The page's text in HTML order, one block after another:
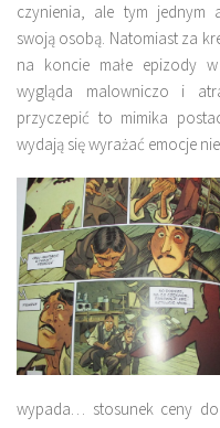
czynienia, ale tym jednym
swoją osobą. Natomiast za
na koncie małe epizody
wygląda malowniczo i
przyczepić to mimika
wydają się wyrażać emocje
wypada… stosunek ceny